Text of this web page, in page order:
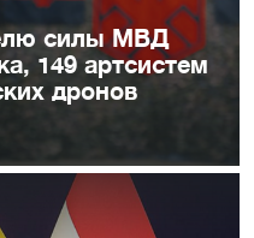
силы МВД
149 артсистем
дронов